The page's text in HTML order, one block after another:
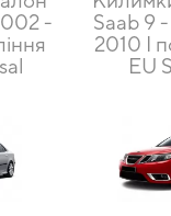
-
Saab 9
2010 I
EU